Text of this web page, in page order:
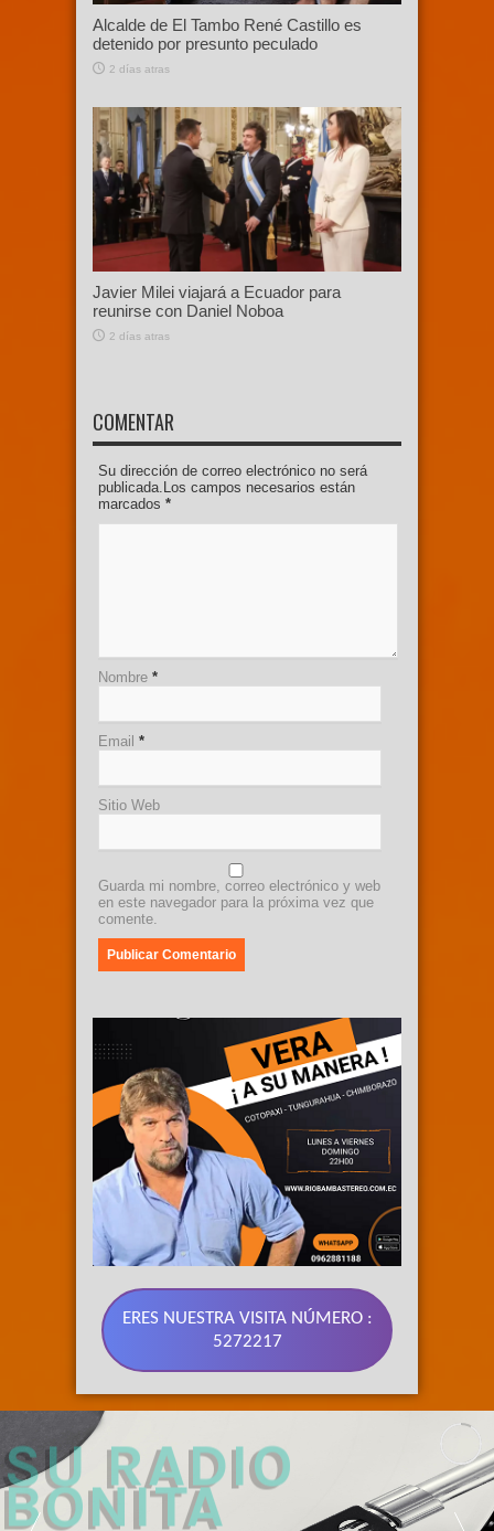
Alcalde de El Tambo René Castillo es
detenido por presunto peculado
2 días atras
Javier Milei viajará a Ecuador para
reunirse con Daniel Noboa
2 días atras
COMENTAR
Su dirección de correo electrónico no será
publicada.Los campos necesarios están
marcados *
Nombre *
Email *
Sitio Web
Guarda mi nombre, correo electrónico y web
en este navegador para la próxima vez que
comente.
ERES NUESTRA VISITA NÚMERO :
5272217
89.3 FM